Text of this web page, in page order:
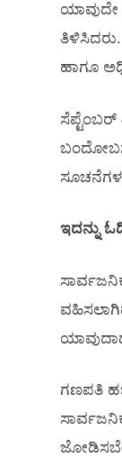
ಹಾಗೂ
ಸೆಪ್ಟೆಂಬರ್
ಇದನ್ನು
ಗಣಪತಿ